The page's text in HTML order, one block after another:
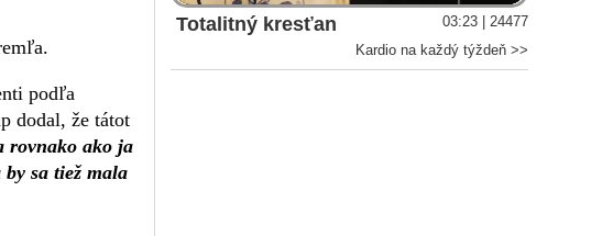
podľa
dodal, že tátot
rovnako ako ja
sa tiež mala
Totalitný kresťan
03:23 | 24477
Kardio na každý týždeň >>